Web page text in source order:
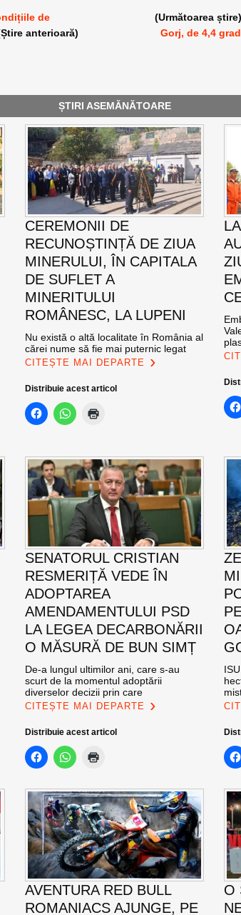
de
anterioară)
(Următoarea
Gorj, de 4,4
ȘTIRI ASEMĂNĂTOARE
CEREMONII DE
RECUNOȘTINȚĂ DE ZIUA
MINERULUI, ÎN CAPITALA
DE SUFLET A
MINERITULUI
ROMÂNESC, LA LUPENI
Nu există o altă localitate în România al
cărei nume să fie mai puternic legat
CITEȘTE MAI DEPARTE
Distribuie acest articol
SENATORUL CRISTIAN
RESMERIȚĂ VEDE ÎN
ADOPTAREA
AMENDAMENTULUI PSD
LA LEGEA DECARBONĂRII
O MĂSURĂ DE BUN SIMȚ
De-a lungul ultimilor ani, care s-au
scurt de la momentul adoptării
diverselor decizii prin care
CITEȘTE MAI DEPARTE
Distribuie acest articol
AVENTURA RED BULL
ROMANIACS AJUNGE, PE
O